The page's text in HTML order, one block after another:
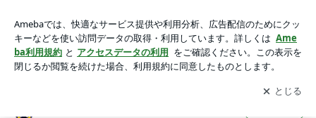
アプリをダウンロードして ブログの更新通知
を受け取りまし
ょう。
開く